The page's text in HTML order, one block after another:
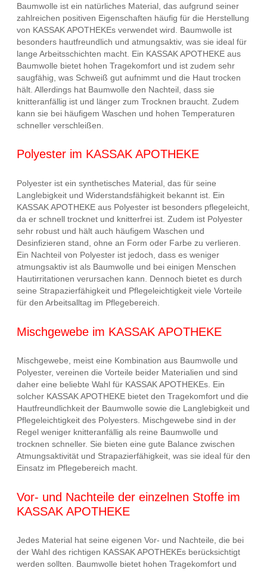
Baumwolle ist ein natürliches Material, das aufgrund seiner
zahlreichen positiven Eigenschaften häufig für die Herstellung
von KASSAK APOTHEKEs verwendet wird. Baumwolle ist
besonders hautfreundlich und atmungsaktiv, was sie ideal für
lange Arbeitsschichten macht. Ein KASSAK APOTHEKE aus
Baumwolle bietet hohen Tragekomfort und ist zudem sehr
saugfähig, was Schweiß gut aufnimmt und die Haut trocken
hält. Allerdings hat Baumwolle den Nachteil, dass sie
knitteranfällig ist und länger zum Trocknen braucht. Zudem
kann sie bei häufigem Waschen und hohen Temperaturen
schneller verschleißen.
Polyester im KASSAK APOTHEKE
Polyester ist ein synthetisches Material, das für seine
Langlebigkeit und Widerstandsfähigkeit bekannt ist. Ein
KASSAK APOTHEKE aus Polyester ist besonders pflegeleicht,
da er schnell trocknet und knitterfrei ist. Zudem ist Polyester
sehr robust und hält auch häufigem Waschen und
Desinfizieren stand, ohne an Form oder Farbe zu verlieren.
Ein Nachteil von Polyester ist jedoch, dass es weniger
atmungsaktiv ist als Baumwolle und bei einigen Menschen
Hautirritationen verursachen kann. Dennoch bietet es durch
seine Strapazierfähigkeit und Pflegeleichtigkeit viele Vorteile
für den Arbeitsalltag im Pflegebereich.
Mischgewebe im KASSAK APOTHEKE
Mischgewebe, meist eine Kombination aus Baumwolle und
Polyester, vereinen die Vorteile beider Materialien und sind
daher eine beliebte Wahl für KASSAK APOTHEKEs. Ein
solcher KASSAK APOTHEKE bietet den Tragekomfort und die
Hautfreundlichkeit der Baumwolle sowie die Langlebigkeit und
Pflegeleichtigkeit des Polyesters. Mischgewebe sind in der
Regel weniger knitteranfällig als reine Baumwolle und
trocknen schneller. Sie bieten eine gute Balance zwischen
Atmungsaktivität und Strapazierfähigkeit, was sie ideal für den
Einsatz im Pflegebereich macht.
Vor- und Nachteile der einzelnen Stoffe im
KASSAK APOTHEKE
Jedes Material hat seine eigenen Vor- und Nachteile, die bei
der Wahl des richtigen KASSAK APOTHEKEs berücksichtigt
werden sollten. Baumwolle bietet hohen Tragekomfort und